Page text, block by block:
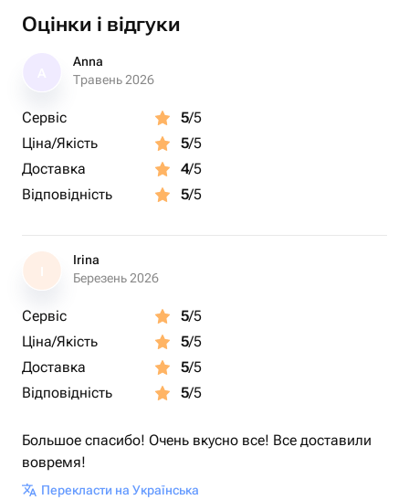
Оцінки і відгуки
Anna
Травень 2026
Сервіс 5/5
Ціна/Якість
5/5
Доставка
4/5
Відповідність
5/5
I
Irina
Березень 2026
Сервіс 5/5
Ціна/Якість
5/5
Доставка
5/5
Відповідність
5/5
Большое спасибо! Очень вкусно все! Все доставили
вовремя!
Перекласти на Українська